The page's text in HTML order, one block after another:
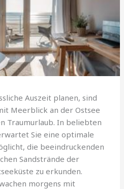
Auszeit planen, sind
Meerblick an der Ostsee
Traumurlaub. In beliebten
Sie eine optimale
die beeindruckenden
Sandstrände der
zu erkunden.
morgens mit